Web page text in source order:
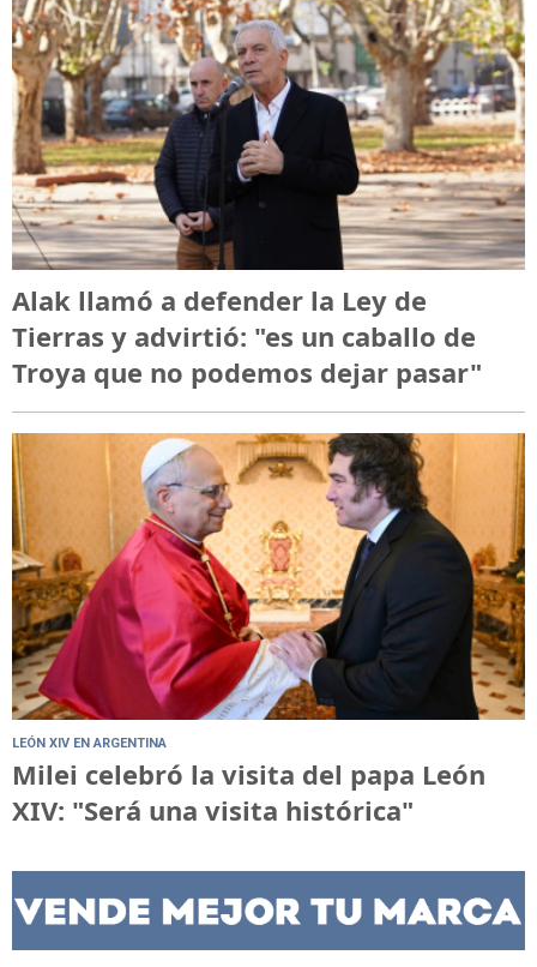
Alak llamó a defender la Ley de
Tierras y advirtió: "es un caballo de
Troya que no podemos dejar pasar"
LEÓN XIV EN ARGENTINA
Milei celebró la visita del papa León
XIV: "Será una visita histórica"